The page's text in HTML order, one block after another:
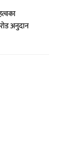
अनुदान